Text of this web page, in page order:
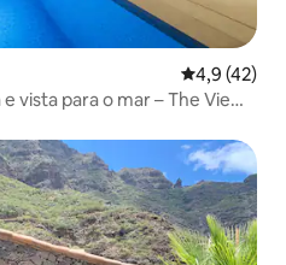
4,9 de uma
4,9 (42)
vista para o mar – The View